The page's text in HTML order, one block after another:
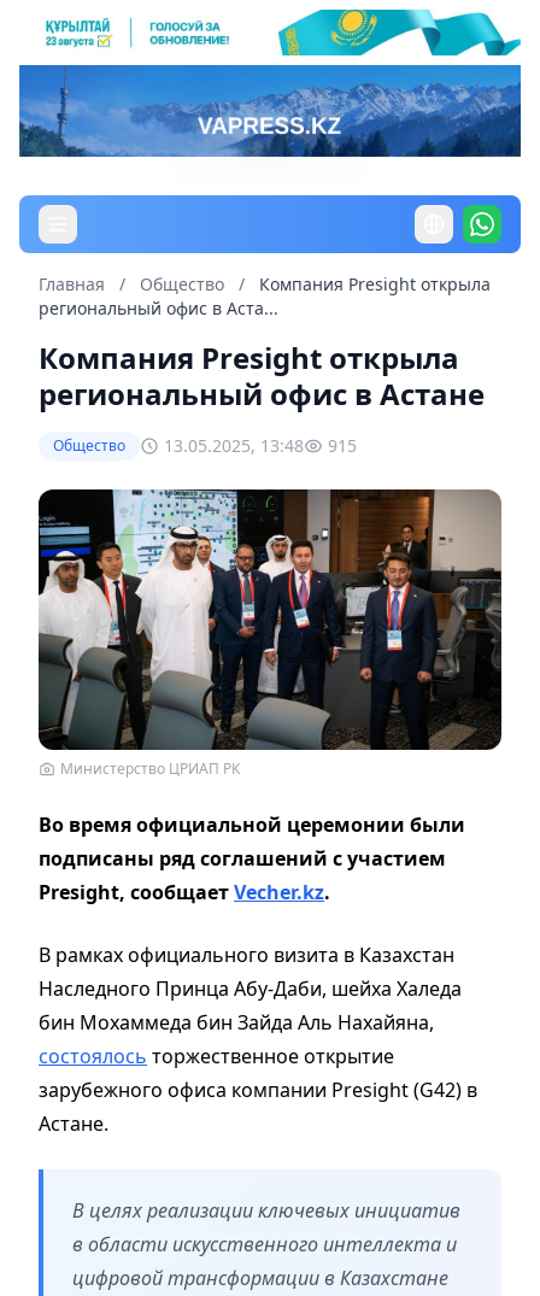
Главная / Общество /
Компания Presight открыла
региональный офис в Аста...
Компания Presight открыла
региональный офис в Астане
Общество 13.05.2025, 13:48 915
Министерство ЦРИАП РК
Во время официальной церемонии были
подписаны ряд соглашений с участием
Presight, сообщаетVecher.kz.
В рамках официального визита в Казахстан
Наследного Принца Абу-Даби, шейха Халеда
бин Мохаммеда бин Зайда Аль Нахайяна,
состоялось торжественное открытие
зарубежного офиса компании Presight (G42) в
Астане.
В целях реализации ключевых инициатив
в области искусственного интеллекта и
цифровой трансформации в Казахстане